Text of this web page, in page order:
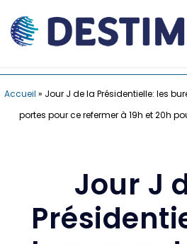
Accueil » Jour J de la Présidentielle: les
portes pour ce refermer à 19h et 20h
Jour J